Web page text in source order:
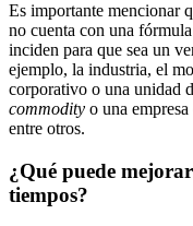
Es importante mencionar
no cuenta con una
inciden para que sea un
ejemplo, la industria, el
corporativo o una unidad
commodity o una
entre otros.
¿Qué puede
tiempos?